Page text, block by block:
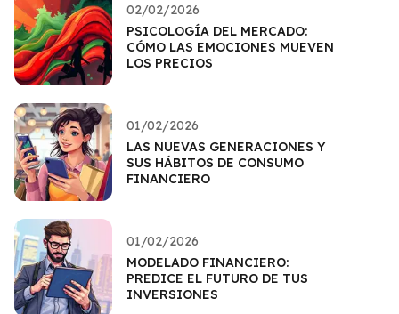
02/02/2026
PSICOLOGÍA DEL MERCADO:
CÓMO LAS EMOCIONES MUEVEN
LOS PRECIOS
01/02/2026
LAS NUEVAS GENERACIONES Y
SUS HÁBITOS DE CONSUMO
FINANCIERO
01/02/2026
MODELADO FINANCIERO:
PREDICE EL FUTURO DE TUS
INVERSIONES